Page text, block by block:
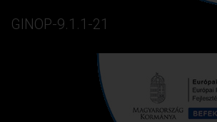
GINOP-9.1.1-21